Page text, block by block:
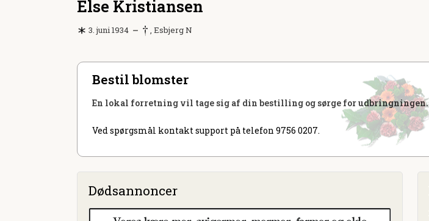
Else Kristiansen
3. juni 1934 , Esbjerg N
Bestil blomster
En lokal forretning vil tage sig af din bestilling og sørge for udbringningen.
Ved spørgsmål kontakt support på telefon 9756 0207.
Dødsannoncer